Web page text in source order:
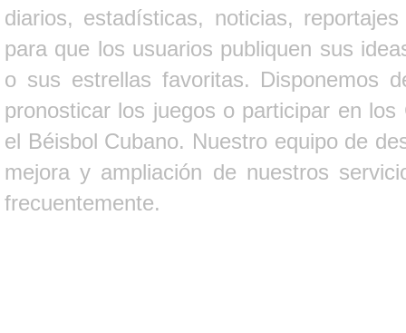
diarios, estadísticas, noticias,
para que los usuarios publiquen sus
o sus estrellas favoritas. Disponemos
pronosticar los juegos o participar en
el Béisbol Cubano. Nuestro equipo de
mejora y ampliación de nuestros
frecuentemente.